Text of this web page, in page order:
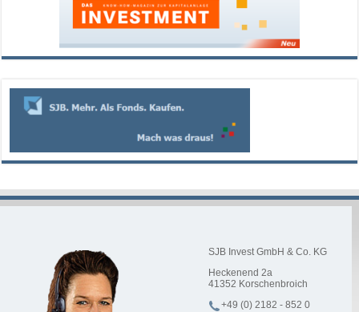
SJB Invest GmbH & Co. KG
Heckenend 2a
41352 Korschenbroich
+49 (0) 2182 - 852 0